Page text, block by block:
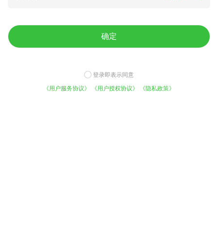
济薯25红薯苗 济薯25
桂味荔枝 自家果园，果大味
确定
登录即表示同意
《用户服务协议》
《用户授权协议》 《隐私政策》